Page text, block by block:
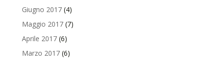
Giugno 2017(4)
Maggio 2017(7)
Aprile 2017(6)
Marzo 2017(6)